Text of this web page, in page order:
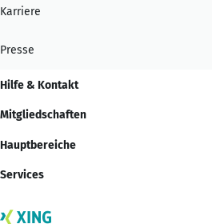
Karriere
Presse
Hilfe & Kontakt
Mitgliedschaften
Hauptbereiche
Services